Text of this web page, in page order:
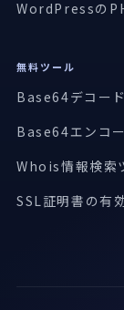
WordPressの
無料ツール
Base64デコー
Base64エンコ
Whois情報検索
SSL証明書の有